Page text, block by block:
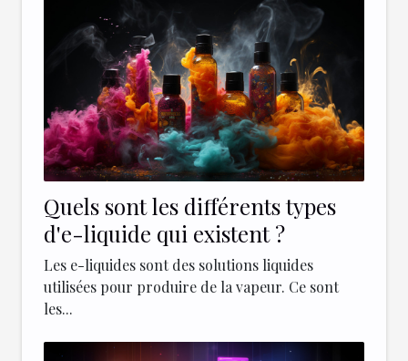
Quels sont les différents types
d'e-liquide qui existent ?
Les e-liquides sont des solutions liquides
utilisées pour produire de la vapeur. Ce sont
les...